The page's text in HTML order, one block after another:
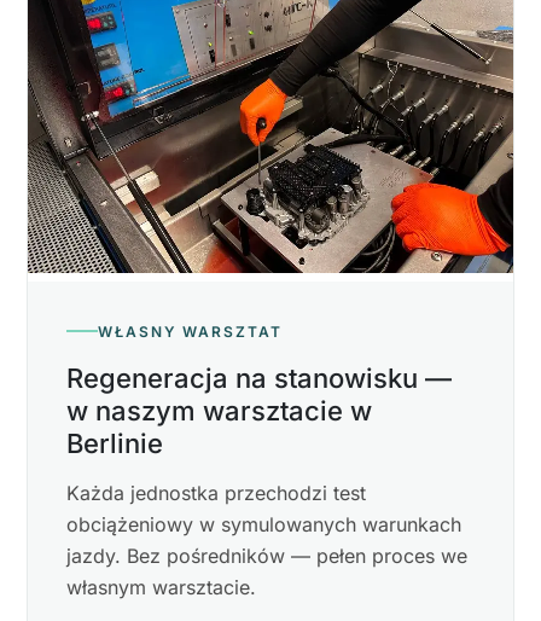
WŁASNY WARSZTAT
Regeneracja na stanowisku —
w naszym warsztacie w
Berlinie
Każda jednostka przechodzi test
obciążeniowy w symulowanych warunkach
jazdy. Bez pośredników — pełen proces we
własnym warsztacie.